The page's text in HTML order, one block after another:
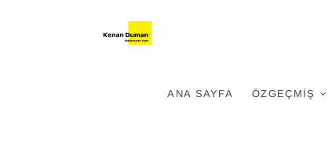
ANA SAYFA ÖZGEÇMIŞ